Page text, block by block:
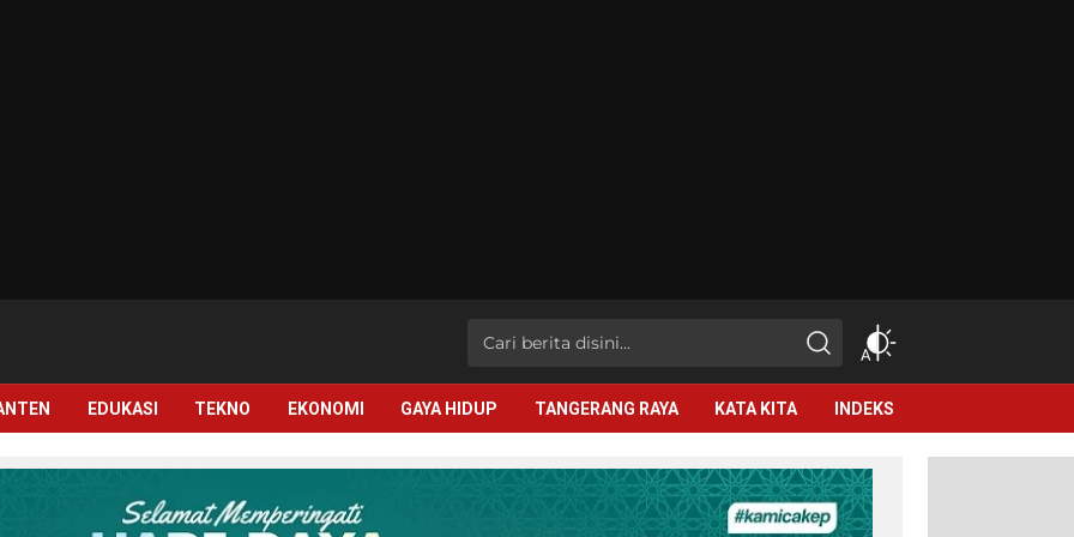
EDUKASI TEKNO EKONOMI GAYA HIDUP TANGERANG RAYA KATA KITA INDEKS